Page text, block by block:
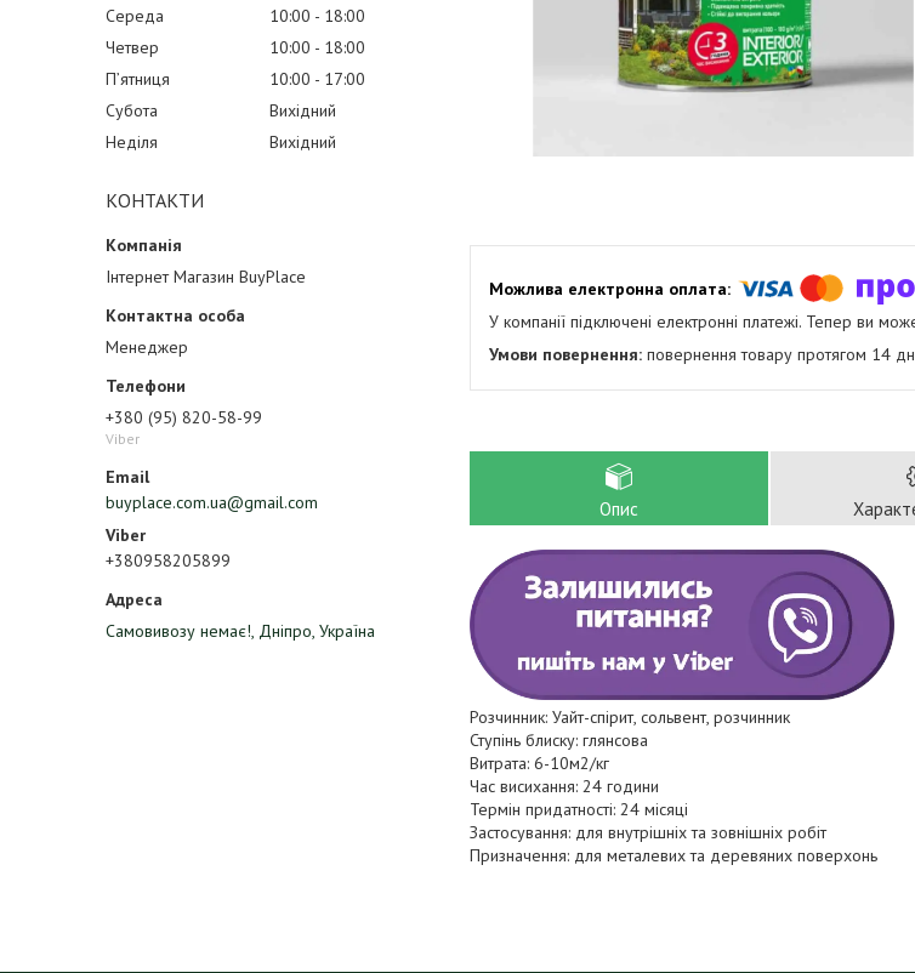
Середа
10:00
18:00
Четвер
10:00
18:00
Пʼятниця
10:00
17:00
Субота
Вихідний
Неділя
Вихідний
КОНТАКТИ
Інтернет Магазин BuyPlace
Менеджер
+380 (95) 820-58-99
Viber
buyplace.com.ua@gmail.com
+380958205899
Самовивозу немає!, Дніпро, Україна
У компанії підключені електронні платежі. Тепер ви
повернення товару протягом 14
Опис
Розчинник: Уайт-спірит, сольвент, розчинник
Ступінь блиску: глянсова
Витрата: 6-10м2/кг
Час висихання: 24 години
Термін придатності: 24 місяці
Застосування: для внутрішніх та зовнішніх робіт
Призначення: для металевих та деревяних поверхонь